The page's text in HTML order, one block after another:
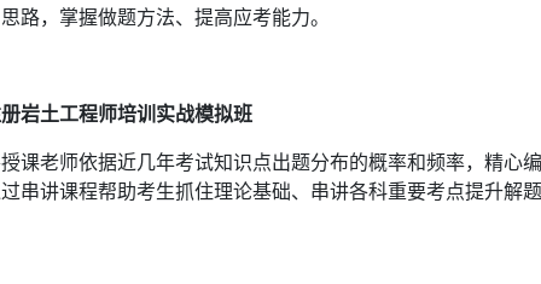
路，掌握做题方法、提高应考能力。
岩土工程师培训实战模拟班
课老师依据近几年考试知识点出题分布的概率和频率，精心
串讲课程帮助考生抓住理论基础、串讲各科重要考点提升解